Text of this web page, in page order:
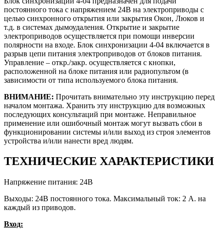
постоянного тока с напряжением 24В на электроприводы с
целью синхронного открытия или закрытия Окон, Люков и
т.д. в системах дымоудаления. Открытие и закрытие
электроприводов осуществляется при помощи инверсии
полярности на входе. Блок синхронизации 4-04 включается в
разрыв цепи питания электроприводов от блоков питания.
Управление – откр./закр. осуществляется с кнопки,
расположенной на блоке питания или радиопультом (в
зависимости от типа используемого блока питания.
ВНИМАНИЕ: Прочитать внимательно эту инструкцию перед
началом монтажа. Хранить эту инструкцию для возможных
последующих консультаций при монтаже. Неправильное
применение или ошибочный монтаж могут вызвать сбои в
функционировании системы и/или выход из строя элементов
устройства и/или нанести вред людям.
ТЕХНИЧЕСКИЕ ХАРАКТЕРИСТИКИ
Напряжение питания: 24В
Выходы: 24В постоянного тока. Максимальный ток: 2 А. на
каждый из приводов.
Вход: